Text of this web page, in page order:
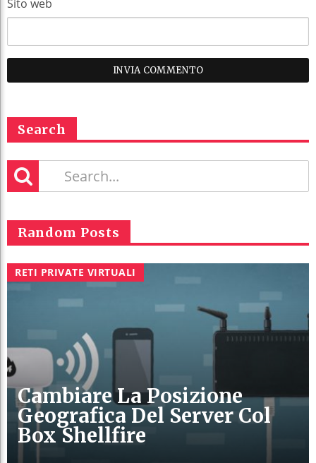
Sito web
Search
Random Posts
RETI PRIVATE VIRTUALI
Cambiare La Posizione
Geografica Del Server Col
Box Shellfire